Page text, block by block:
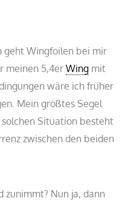
geht Wingfoilen bei mir
meinen 5,4erWing mit
wäre ich früher
Mein größtes Segel
Situation besteht
zwischen den beiden
zunimmt? Nun ja, dann